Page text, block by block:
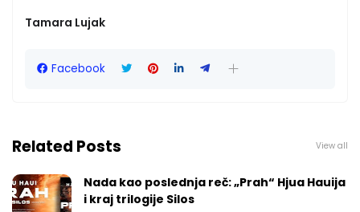
Tamara Lujak
Facebook
Related Posts View all
Nada kao poslednja reč: „Prah“ Hjua Hauija
i kraj trilogije Silos